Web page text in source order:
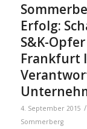
Erfolg:
S&K-
Frankfurt
4. September 2015 /
Sommerberg